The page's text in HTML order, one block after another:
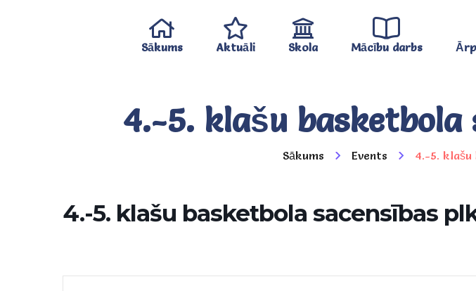
Sākums Aktuāli Skola Mācību darbs
4.-5. klašu basketbola
Sākums Events 4.-5. klašu
4.-5. klašu basketbola sacensības